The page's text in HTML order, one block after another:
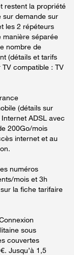
restent la propriété
sur demande sur
les 2 répéteurs
manière séparée
nombre de
(détails et tarifs
compatible : TV
(détails sur
ADSL avec
200Go/mois
internet et au
numéros
mois et 3h
la fiche tarifaire
sous
couvertes
Jusqu’à 1,5